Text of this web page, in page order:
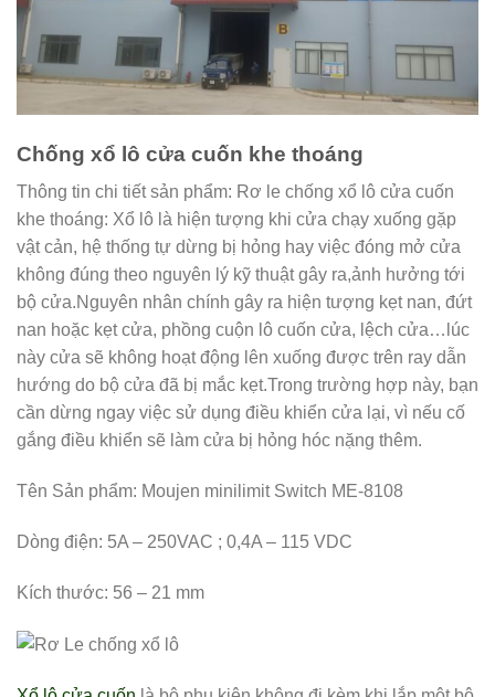
Chống xổ lô cửa cuốn khe thoáng
Thông tin chi tiết sản phẩm: Rơ le chống xổ lô cửa cuốn
khe thoáng: Xổ lô là hiện tượng khi cửa chạy xuống gặp
vật cản, hệ thống tự dừng bị hỏng hay việc đóng mở cửa
không đúng theo nguyên lý kỹ thuật gây ra,ảnh hưởng tới
bộ cửa.Nguyên nhân chính gây ra hiện tượng kẹt nan, đứt
nan hoặc kẹt cửa, phồng cuộn lô cuốn cửa, lệch cửa…lúc
này cửa sẽ không hoạt động lên xuống được trên ray dẫn
hướng do bộ cửa đã bị mắc kẹt.Trong trường hợp này, bạn
cần dừng ngay việc sử dụng điều khiển cửa lại, vì nếu cố
gắng điều khiển sẽ làm cửa bị hỏng hóc nặng thêm.
Tên Sản phẩm: Moujen minilimit Switch ME-8108
Dòng điện: 5A – 250VAC ; 0,4A – 115 VDC
Kích thước: 56 – 21 mm